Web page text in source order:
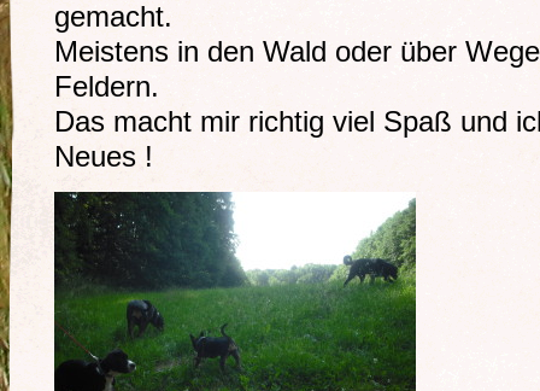
gemacht.
Meistens in den Wald oder über
Feldern.
Das macht mir richtig viel Spaß und
Neues !